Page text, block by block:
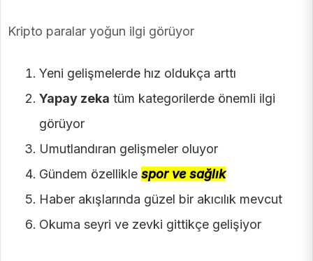
Kripto paralar yoğun ilgi görüyor
Yeni gelişmelerde hız oldukça arttı
Yapay zeka tüm kategorilerde önemli ilgi
görüyor
Umutlandıran gelişmeler oluyor
Gündem özellikle spor ve sağlık
Haber akışlarında güzel bir akıcılık mevcut
Okuma seyri ve zevki gittikçe gelişiyor